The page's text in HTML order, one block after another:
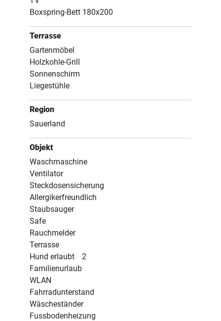
Boxspring-Bett 180x200
Terrasse
Gartenmöbel
Holzkohle-Grill
Sonnenschirm
Liegestühle
Region
Sauerland
Objekt
Waschmaschine
Ventilator
Steckdosensicherung
Allergikerfreundlich
Staubsauger
Safe
Rauchmelder
Terrasse
Hund erlaubt
2
Familienurlaub
WLAN
Fahrradunterstand
Wäscheständer
Fussbodenheizung